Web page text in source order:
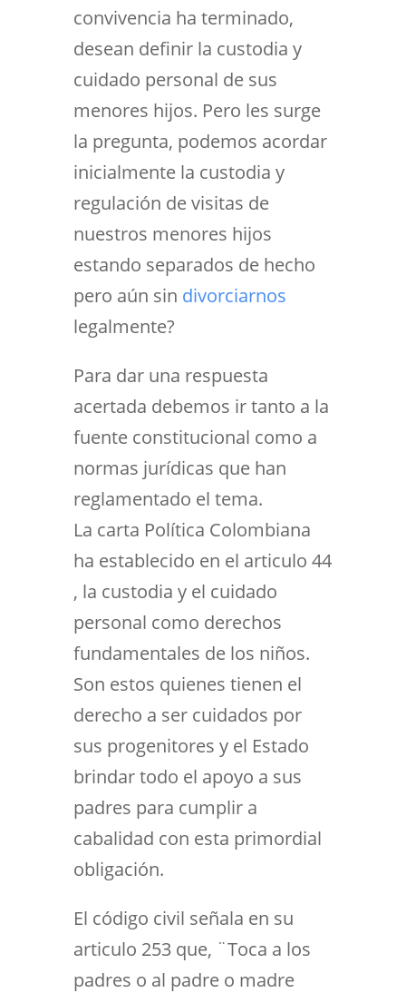
convivencia ha terminado,
desean definir la custodia y
cuidado personal de sus
menores hijos. Pero les surge
la pregunta, podemos acordar
inicialmente la custodia y
regulación de visitas de
nuestros menores hijos
estando separados de hecho
pero aún sin divorciarnos
legalmente?
Para dar una respuesta
acertada debemos ir tanto a la
fuente constitucional como a
normas jurídicas que han
reglamentado el tema.
La carta Política Colombiana
ha establecido en el articulo 44
, la custodia y el cuidado
personal como derechos
fundamentales de los niños.
Son estos quienes tienen el
derecho a ser cuidados por
sus progenitores y el Estado
brindar todo el apoyo a sus
padres para cumplir a
cabalidad con esta primordial
obligación.
El código civil señala en su
articulo 253 que, ¨Toca a los
padres o al padre o madre